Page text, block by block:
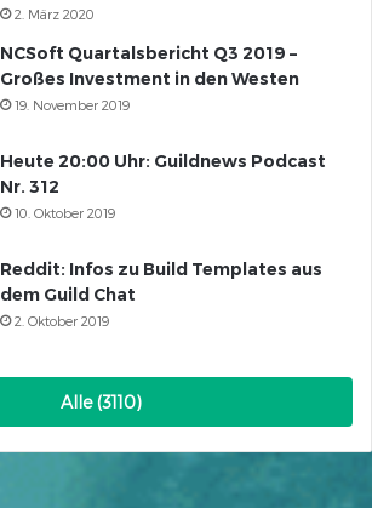
2. März 2020
NCSoft Quartalsbericht Q3 2019 –
Großes Investment in den Westen
19. November 2019
Heute 20:00 Uhr: Guildnews Podcast
Nr. 312
10. Oktober 2019
Reddit: Infos zu Build Templates aus
dem Guild Chat
2. Oktober 2019
Alle (3110)